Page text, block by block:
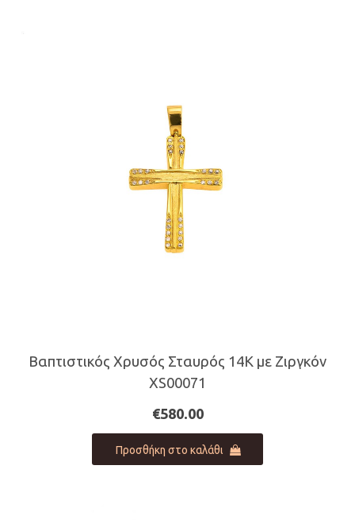
Βαπτιστικός Χρυσός Σταυρός 14Κ με Ζιργκόν
XS00071
€580.00
Προσθήκη στο καλάθι